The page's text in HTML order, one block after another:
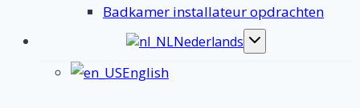
Badkamer installateur opdrachten
Nederlands
Toggle
English